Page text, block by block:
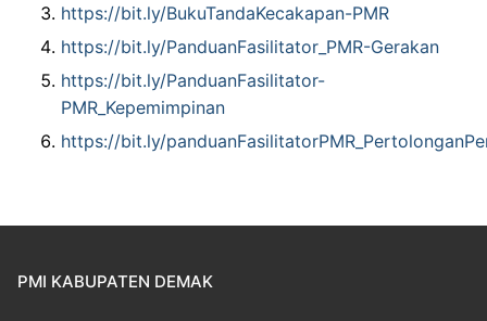
https://bit.ly/BukuTandaKecakapan-PMR
https://bit.ly/PanduanFasilitator_PMR-Gerakan
https://bit.ly/PanduanFasilitator-
PMR_Kepemimpinan
https://bit.ly/
PMI KABUPATEN DEMAK